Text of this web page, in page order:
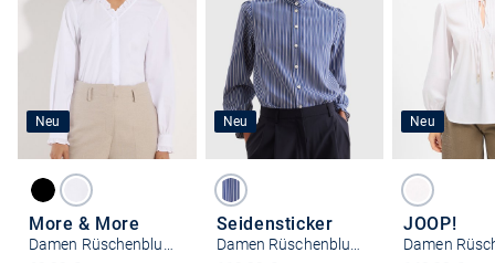
Neu
More & More
Neu
Seidensticker
Neu
JOOP!